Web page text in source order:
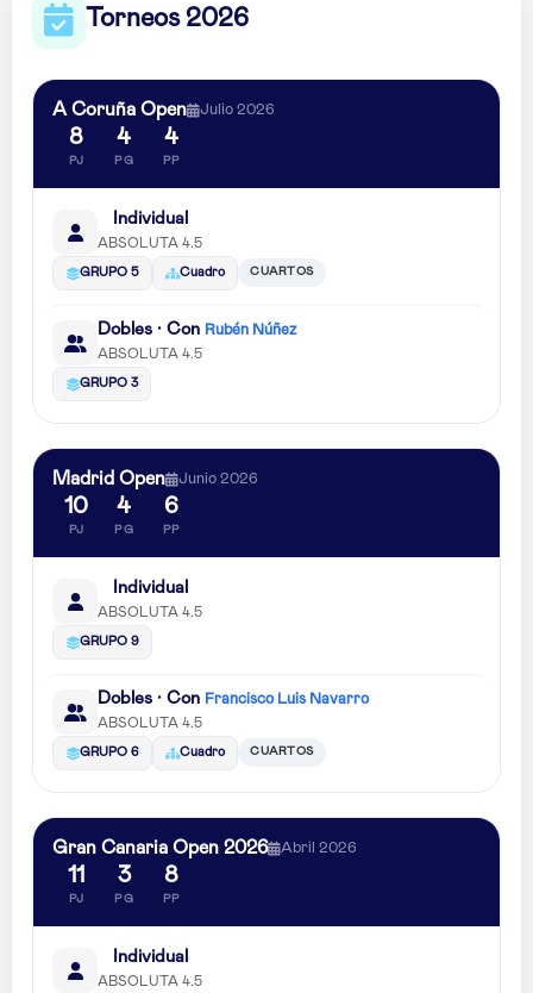
Torneos 2026
A Coruña Open Julio 2026
8
PJ
4
PG
4
PP
Individual
ABSOLUTA 4.5
GRUPO 5 Cuadro CUARTOS
Dobles · Con Rubén Núñez
ABSOLUTA 4.5
GRUPO 3
Madrid Open Junio 2026
10
PJ
4
PG
6
PP
Individual
ABSOLUTA 4.5
GRUPO 9
Dobles · Con Francisco Luis Navarro
ABSOLUTA 4.5
GRUPO 6 Cuadro CUARTOS
Gran Canaria Open 2026 Abril 2026
11
PJ
3
PG
8
PP
Individual
ABSOLUTA 4.5